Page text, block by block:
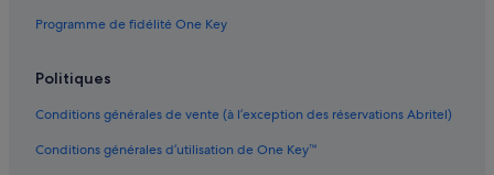
Programme de fidélité One Key
Politiques
Conditions générales de vente (à l’exception des réservations Abritel)
Conditions générales d’utilisation de One Key™